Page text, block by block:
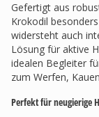
Gefertigt aus
Krokodil
widersteht auch
Lösung für aktive
idealen Begleiter
zum Werfen,
Perfekt für neugierige